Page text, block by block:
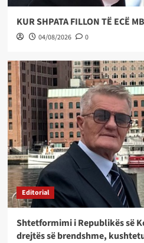
KUR SHPATA FILLON TË ECË
04/08/2026 0
Editorial
Shtetformimi i Republikës së
drejtës së brendshme,